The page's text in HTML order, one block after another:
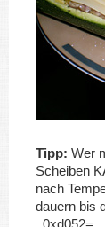
Tipp: Wer
Scheiben
nach
dauern bis
_0xd052=